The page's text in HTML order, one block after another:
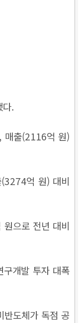
.
매출(2116억 원)
억 원) 대비
으로 전년 대비
구개발 투자 대폭
도체가 독점 공